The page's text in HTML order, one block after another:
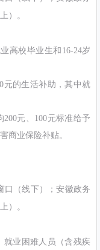
）。
校毕业生和16-24岁
元的生活补助，其中就
元、100元标准给予
商业保险补贴。
口（线下）；安徽政务
）。
业困难人员（含残疾